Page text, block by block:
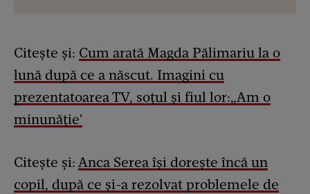
Citește și: Cum arată Magda Pălimariu la o
lună după ce a născut. Imagini cu
prezentatoarea TV, soțul și fiul lor:„Am o
minunăție'
Citește și: Anca Serea își dorește încă un
copil, după ce și-a rezolvat problemele de